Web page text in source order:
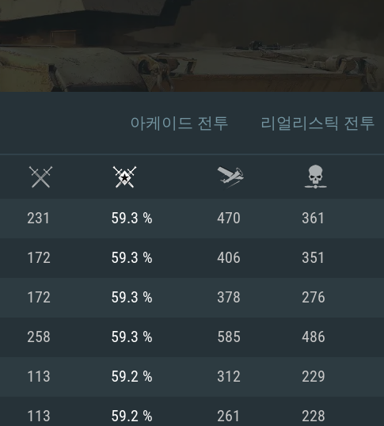
아케이드 전투 리얼리스틱 전투
231 59.3 % 470 361
172 59.3 % 406 351
172 59.3 % 378 276
258 59.3 % 585 486
113 59.2 % 312 229
113 59.2 % 261 228